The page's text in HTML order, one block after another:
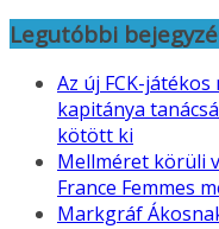
Legutóbbi
Az új FCK-
kapitánya
kötött ki
Mellméret körüli
France Femmes
Markgráf